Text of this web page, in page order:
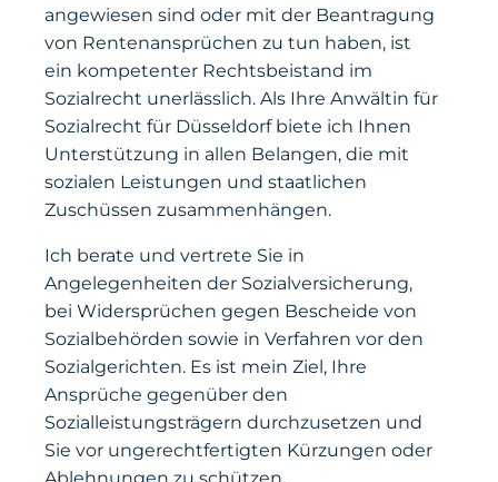
angewiesen sind oder mit der Beantragung
von Rentenansprüchen zu tun haben, ist
ein kompetenter Rechtsbeistand im
Sozialrecht unerlässlich. Als Ihre Anwältin für
Sozialrecht für Düsseldorf biete ich Ihnen
Unterstützung in allen Belangen, die mit
sozialen Leistungen und staatlichen
Zuschüssen zusammenhängen.
Ich berate und vertrete Sie in
Angelegenheiten der Sozialversicherung,
bei Widersprüchen gegen Bescheide von
Sozialbehörden sowie in Verfahren vor den
Sozialgerichten. Es ist mein Ziel, Ihre
Ansprüche gegenüber den
Sozialleistungsträgern durchzusetzen und
Sie vor ungerechtfertigten Kürzungen oder